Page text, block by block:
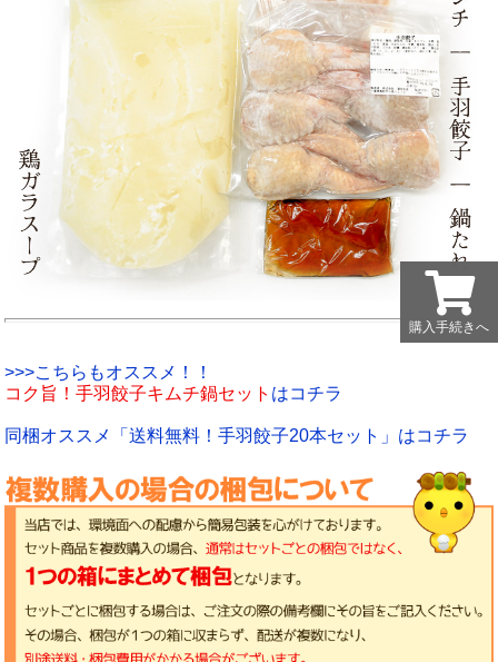
>>>こちらもオススメ！！
コク旨！手羽餃子キムチ鍋セット はコチラ
同梱オススメ「送料無料！手羽餃子20本セット」はコチラ
購入手続きへ
購入手続きへ